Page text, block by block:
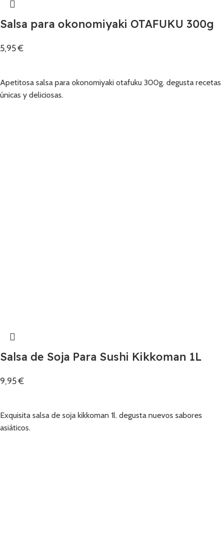
Salsa para okonomiyaki OTAFUKU 300g
5,95€
Apetitosa salsa para okonomiyaki otafuku 300g. degusta recetas
únicas y deliciosas.
Salsa de Soja Para Sushi Kikkoman 1L
9,95€
Exquisita salsa de soja kikkoman 1l. degusta nuevos sabores
asiáticos.